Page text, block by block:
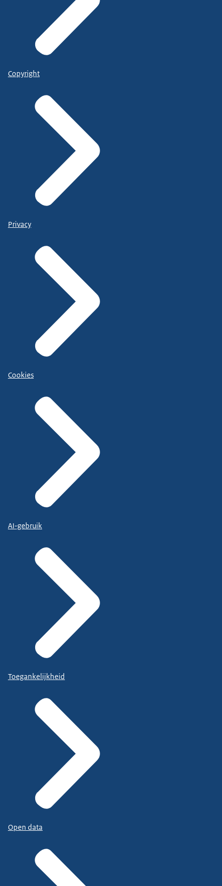
Copyright
Privacy
Cookies
AI-gebruik
Toegankelijkheid
Open data